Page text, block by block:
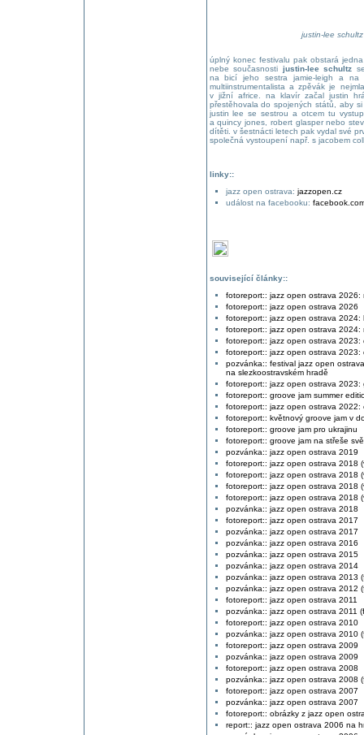
justin-lee
úplný konec festivalu pak obstará
nebe současnosti justin-lee schultz
na bicí jeho sestra jamie-leigh a na
multiinstrumentalista a zpěvák je
v jižní africe. na klavír začal justin
přestěhovala do spojených států, aby
justin lee se sestrou a otcem tu
a quincy jones, robert glasper nebo
dítěti. v šestnácti letech pak vydal své
společná vystoupení např. s jacobem
linky::
jazz open ostrava: jazzopen.cz
událost na facebooku:
související články::
fotoreport:: jazz open ostrava 2026:
fotoreport:: jazz open ostrava 2026
fotoreport:: jazz open ostrava 2024:
fotoreport:: jazz open ostrava 2024:
fotoreport:: jazz open ostrava 2023:
fotoreport:: jazz open ostrava 2023:
pozvánka:: festival jazz open
na slezkoostravském hradě
fotoreport:: jazz open ostrava 2023:
fotoreport:: groove jam summer
fotoreport:: jazz open ostrava 2022:
fotoreport:: květnový groove jam v
fotoreport:: groove jam pro ukrajinu
fotoreport:: groove jam na střeše
pozvánka:: jazz open ostrava 2019
fotoreport:: jazz open ostrava 2018
fotoreport:: jazz open ostrava 2018
fotoreport:: jazz open ostrava 2018
fotoreport:: jazz open ostrava 2018
pozvánka:: jazz open ostrava 2018
fotoreport:: jazz open ostrava 2017
pozvánka:: jazz open ostrava 2017
pozvánka:: jazz open ostrava 2016
pozvánka:: jazz open ostrava 2015
pozvánka:: jazz open ostrava 2014
pozvánka:: jazz open ostrava 2013
pozvánka:: jazz open ostrava 2012
fotoreport:: jazz open ostrava 2011
pozvánka:: jazz open ostrava 2011
fotoreport:: jazz open ostrava 2010
pozvánka:: jazz open ostrava 2010
fotoreport:: jazz open ostrava 2009
pozvánka:: jazz open ostrava 2009
fotoreport:: jazz open ostrava 2008
pozvánka:: jazz open ostrava 2008
fotoreport:: jazz open ostrava 2007
pozvánka:: jazz open ostrava 2007
fotoreport:: obrázky z jazz open
report:: jazz open ostrava 2006 na